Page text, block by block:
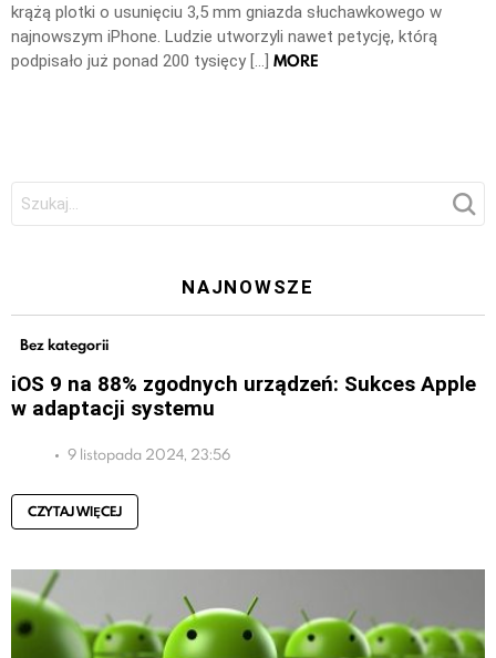
krążą plotki o usunięciu 3,5 mm gniazda słuchawkowego w
najnowszym iPhone. Ludzie utworzyli nawet petycję, którą
podpisało już ponad 200 tysięcy […] MORE
Szukaj:
NAJNOWSZE
Bez kategorii
iOS 9 na 88% zgodnych urządzeń: Sukces Apple
w adaptacji systemu
9 listopada 2024, 23:56
CZYTAJ WIĘCEJ